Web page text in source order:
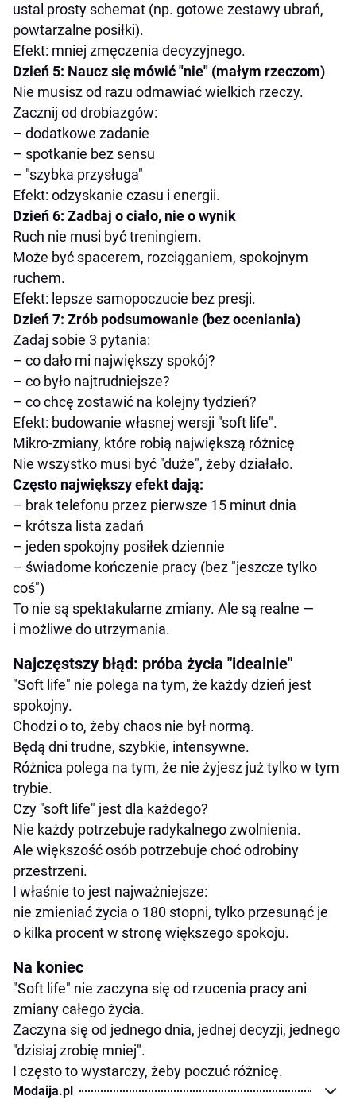
ustal prosty schemat (np. gotowe zestawy ubrań,
powtarzalne posiłki).
Efekt: mniej zmęczenia decyzyjnego.
Dzień 5: Naucz się mówić "nie" (małym rzeczom)
Nie musisz od razu odmawiać wielkich rzeczy.
Zacznij od drobiazgów:
– dodatkowe zadanie
– spotkanie bez sensu
– "szybka przysługa"
Efekt: odzyskanie czasu i energii.
Dzień 6: Zadbaj o ciało, nie o wynik
Ruch nie musi być treningiem.
Może być spacerem, rozciąganiem, spokojnym
ruchem.
Efekt: lepsze samopoczucie bez presji.
Dzień 7: Zrób podsumowanie (bez oceniania)
Zadaj sobie 3 pytania:
– co dało mi największy spokój?
– co było najtrudniejsze?
– co chcę zostawić na kolejny tydzień?
Efekt: budowanie własnej wersji "soft life".
Mikro-zmiany, które robią największą różnicę
Nie wszystko musi być "duże", żeby działało.
Często największy efekt dają:
– brak telefonu przez pierwsze 15 minut dnia
– krótsza lista zadań
– jeden spokojny posiłek dziennie
– świadome kończenie pracy (bez "jeszcze tylko
coś")
To nie są spektakularne zmiany. Ale są realne —
i możliwe do utrzymania.
Najczęstszy błąd: próba życia "idealnie"
"Soft life" nie polega na tym, że każdy dzień jest
spokojny.
Chodzi o to, żeby chaos nie był normą.
Będą dni trudne, szybkie, intensywne.
Różnica polega na tym, że nie żyjesz już tylko w tym
trybie.
Czy "soft life" jest dla każdego?
Nie każdy potrzebuje radykalnego zwolnienia.
Ale większość osób potrzebuje choć odrobiny
przestrzeni.
I właśnie to jest najważniejsze:
nie zmieniać życia o 180 stopni, tylko przesunąć je
o kilka procent w stronę większego spokoju.
Na koniec
"Soft life" nie zaczyna się od rzucenia pracy ani
zmiany całego życia.
Zaczyna się od jednego dnia, jednej decyzji, jednego
"dzisiaj zrobię mniej".
I często to wystarczy, żeby poczuć różnicę.
Modaija.pl